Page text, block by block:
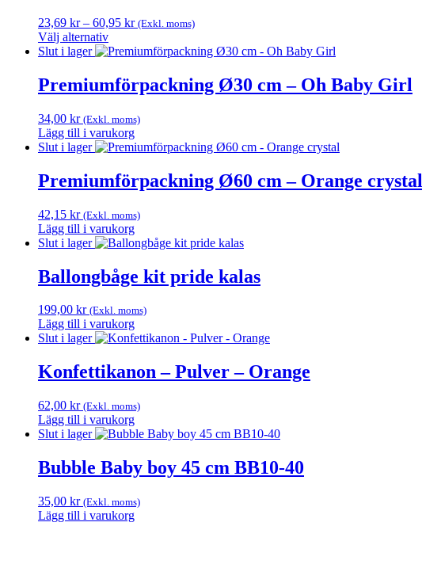
varianter.
De
olika
kan
väljas
på
produktsidan
23,69 kr – 60,95 krPrisintervall:
till
(Exkl. moms)
Välj alternativ
Den
produkten
har
varianter.
De
olika
kan
väljas
på
produktsidan
Slut i lager
Premiumförpackning Ø30 cm – Oh Baby Girl
34,00 kr (Exkl. moms)
Lägg till i varukorg
Slut i lager
Premiumförpackning Ø60 cm – Orange crystal
42,15 kr (Exkl. moms)
Lägg till i varukorg
Slut i lager
Ballongbåge kit pride kalas
199,00 kr (Exkl. moms)
Lägg till i varukorg
Slut i lager
Konfettikanon – Pulver – Orange
62,00 kr (Exkl. moms)
Lägg till i varukorg
Slut i lager
Bubble Baby boy 45 cm BB10-40
35,00 kr (Exkl. moms)
Lägg till i varukorg